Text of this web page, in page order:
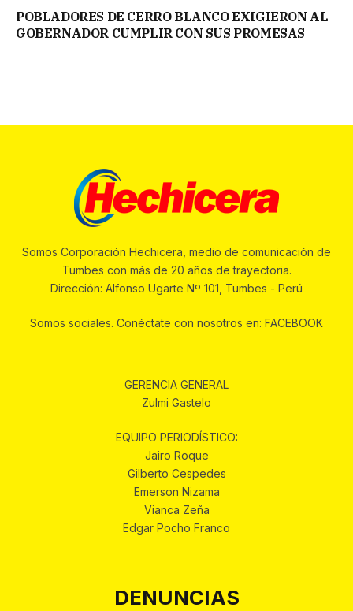
POBLADORES DE CERRO BLANCO EXIGIERON AL
GOBERNADOR CUMPLIR CON SUS PROMESAS
Somos Corporación Hechicera, medio de comunicación de
Tumbes con más de 20 años de trayectoria.
Dirección: Alfonso Ugarte Nº 101, Tumbes - Perú
Somos sociales. Conéctate con nosotros en: FACEBOOK
GERENCIA GENERAL
Zulmi Gastelo
EQUIPO PERIODÍSTICO:
Jairo Roque
Gilberto Cespedes
Emerson Nizama
Vianca Zeña
Edgar Pocho Franco
DENUNCIAS